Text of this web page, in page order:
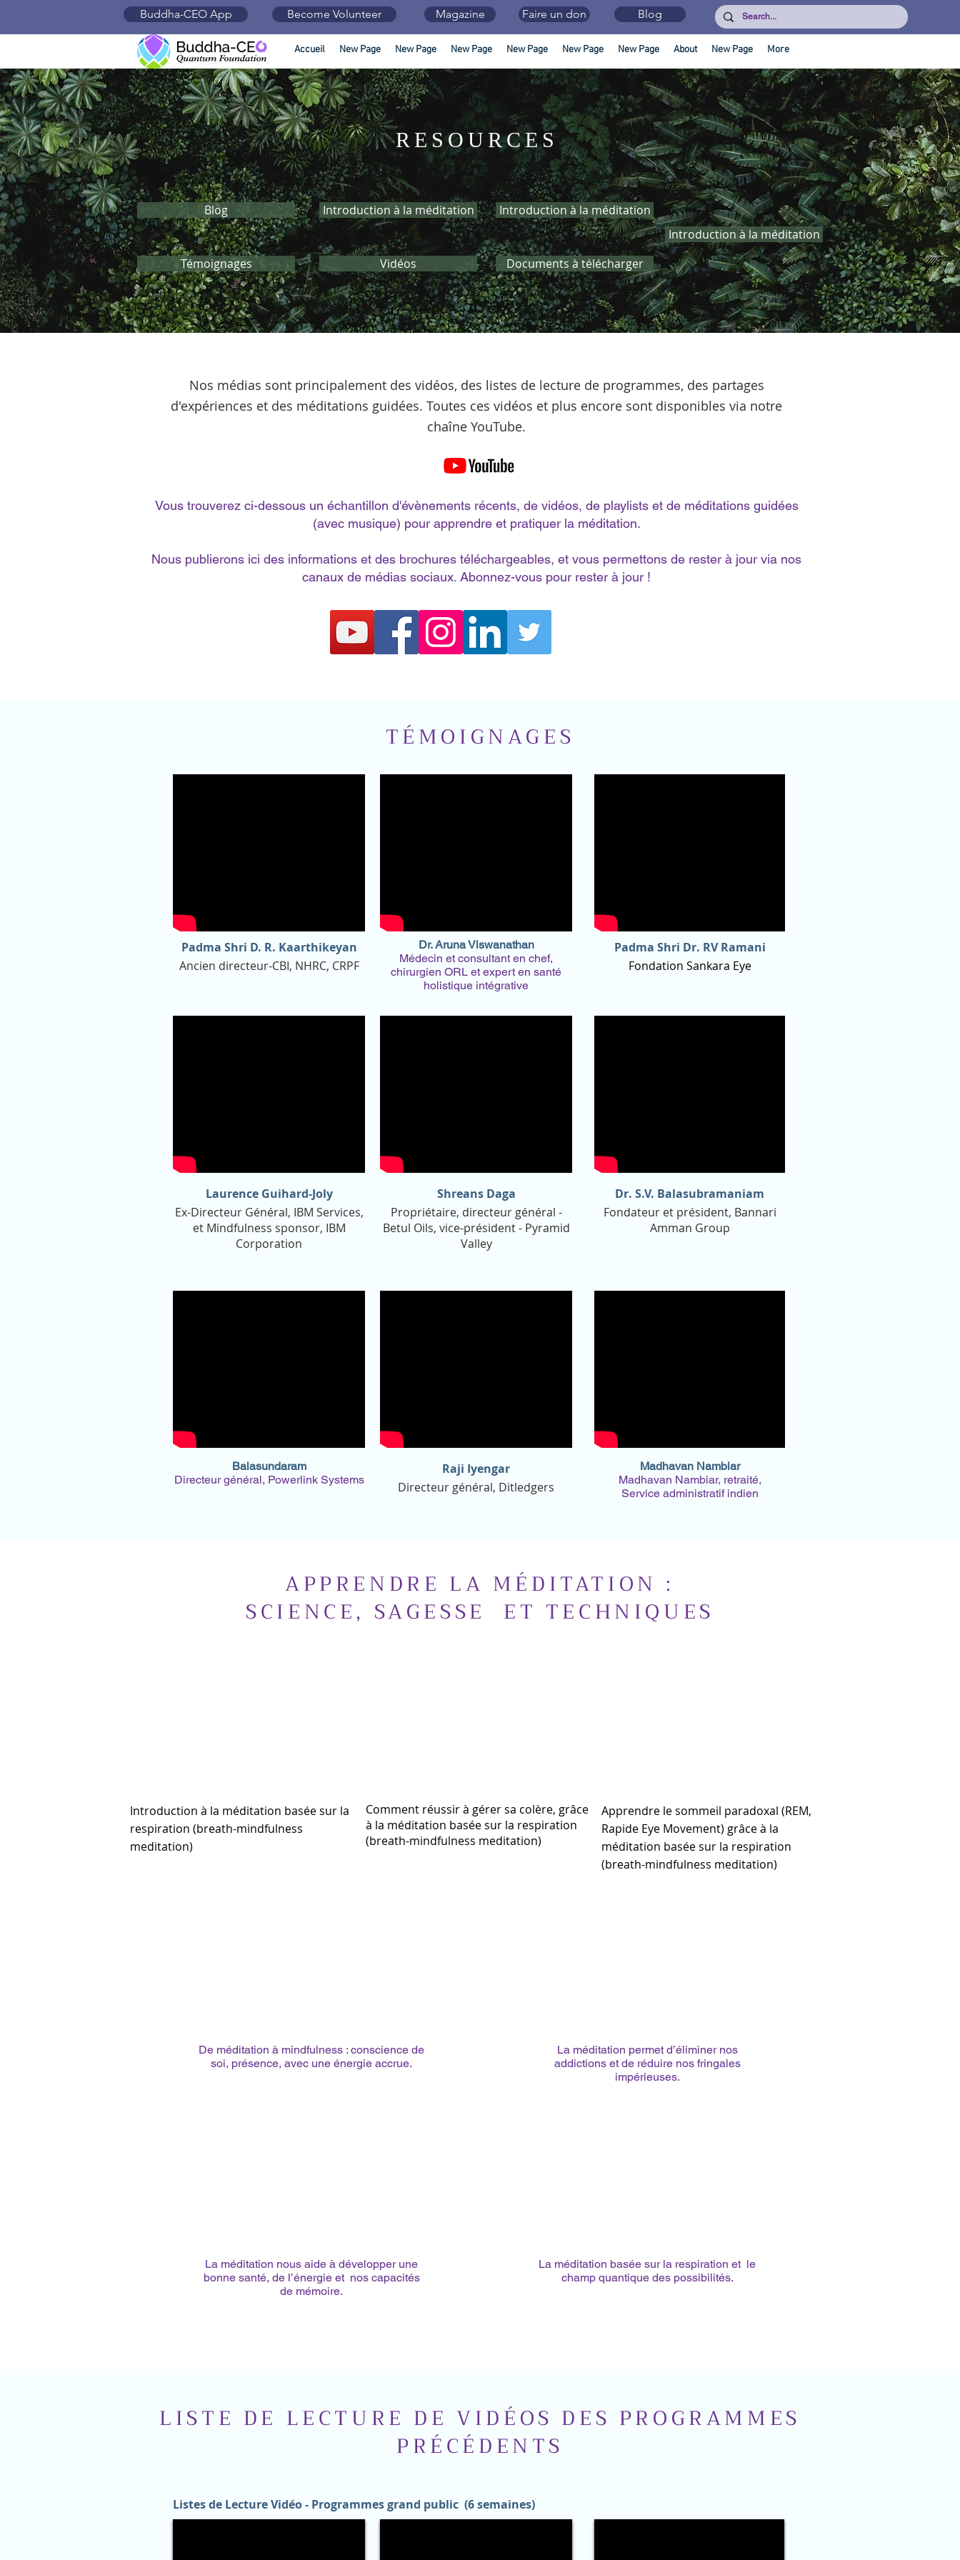
Become Volunteer Magazine Faire un don Blog
Buddha-CEO App
Accueil New Page New Page New Page New Page New Page New Page About New Page More
RESOURCES
Blog
Témoignages
Introduction à la méditation
Vidéos
Introduction à la méditation
Documents à télécharger
Introduction à la méditation
Nos médias sont principalement des vidéos, des listes de lecture de programmes, des partages
d'expériences et des méditations guidées. Toutes ces vidéos et plus encore sont disponibles via notre
chaîne YouTube.
Vous trouverez ci-dessous un échantillon d'évènements récents, de vidéos, de playlists et de méditations guidées
(avec musique) pour apprendre et pratiquer la méditation.
Nous publierons ici des informations et des brochures téléchargeables, et vous permettons de rester à jour via nos
canaux de médias sociaux. Abonnez-vous pour rester à jour !
TÉMOIGNAGES
Padma Shri D. R. Kaarthikeyan
Ancien directeur-CBI, NHRC, CRPF
Dr. Aruna Viswanathan
Médecin et consultant en chef,
chirurgien ORL et expert en santé
holistique intégrative
Padma Shri Dr. RV Ramani
Fondation Sankara Eye
Laurence Guihard-Joly
Ex-Directeur Général, IBM Services,
et Mindfulness sponsor, IBM
Corporation
Shreans Daga
Propriétaire, directeur général -
Betul Oils, vice-président - Pyramid
Valley
Dr. S.V. Balasubramaniam
Fondateur et président, Bannari
Amman Group
Balasundaram
Directeur général, Powerlink Systems
Raji Iyengar
Directeur général, Ditledgers
Madhavan Nambiar
Madhavan Nambiar, retraité,
Service administratif indien
APPRENDRE LA MÉDITATION :
SCIENCE, SAGESSE ET TECHNIQUES
Introduction à la méditation basée sur la
respiration (breath-mindfulness
meditation)
Comment réussir à gérer sa colère, grâce
à la méditation basée sur la respiration
(breath-mindfulness meditation)
Apprendre le sommeil paradoxal (REM,
Rapide Eye Movement) grâce à la
méditation basée sur la respiration
(breath-mindfulness meditation)
De méditation à mindfulness : conscience de
soi, présence, avec une énergie accrue.
La méditation nous aide à développer une
bonne santé, de l’énergie et nos capacités
de mémoire.
La méditation permet d’éliminer nos
addictions et de réduire nos fringales
impérieuses.
La méditation basée sur la respiration et le
champ quantique des possibilités.
LISTE DE LECTURE DE VIDÉOS DES PROGRAMMES
PRÉCÉDENTS
Listes de Lecture Vidéo - Programmes grand public (6 semaines)